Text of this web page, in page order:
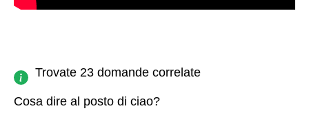
Trovate 23 domande correlate
Cosa dire al posto di ciao?